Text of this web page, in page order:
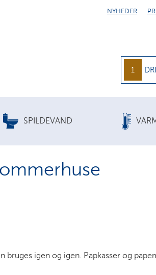
NYHEDER
1
SPILDEVAND
bruges igen og igen. Papkasser og